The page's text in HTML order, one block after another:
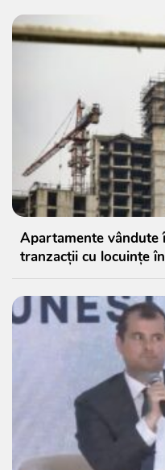
Apartamente vândute
tranzacții cu locuințe